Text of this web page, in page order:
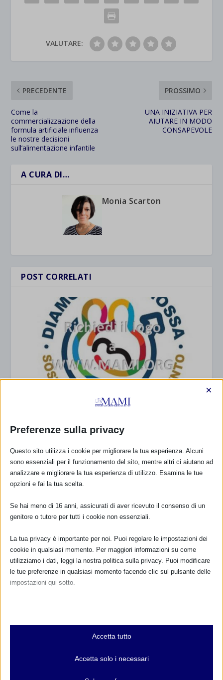
VALUTARE:
PRECEDENTE
Come la
commercializzazione della
formula artificiale influenza
le nostre decisioni
sull’alimentazione infantile
PROSSIMO
UNA INIZIATIVA PER
AIUTARE IN MODO
CONSAPEVOLE
A CURA DI…
Monia Scarton
POST CORRELATI
DEI MATERIALI?
Mappa degli eventi e dei flash mob – SAM 2022
Preferenze sulla privacy
×
Questo sito utilizza i cookie per migliorare la tua esperienza. Alcuni
sono essenziali per il funzionamento del sito, mentre altri ci aiutano ad
analizzare e migliorare la tua esperienza di utilizzo. Esamina le tue
opzioni e fai la tua scelta.
Se hai meno di 16 anni, assicurati di aver ricevuto il consenso di un
genitore o tutore per tutti i cookie non essenziali.
La tua privacy è importante per noi. Puoi regolare le impostazioni dei
cookie in qualsiasi momento. Per maggiori informazioni su come
utilizziamo i dati, leggi la nostra politica sulla privacy. Puoi modificare
le tue preferenze in qualsiasi momento facendo clic sul pulsante delle
impostazioni qui sotto.
Essenziali
I cookie e i servizi essenziali abilitano le funzioni di base e sono
e servizi non richiedono il consenso dell'utente secondo il GDPR.
Accetta tutto
Accetta solo i necessari